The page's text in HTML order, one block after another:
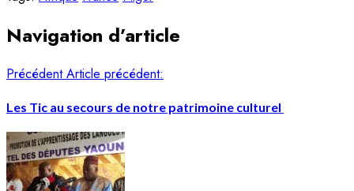
Navigation d’article
Précédent Article précédent:
Les Tic au secours de notre patrimoine culturel